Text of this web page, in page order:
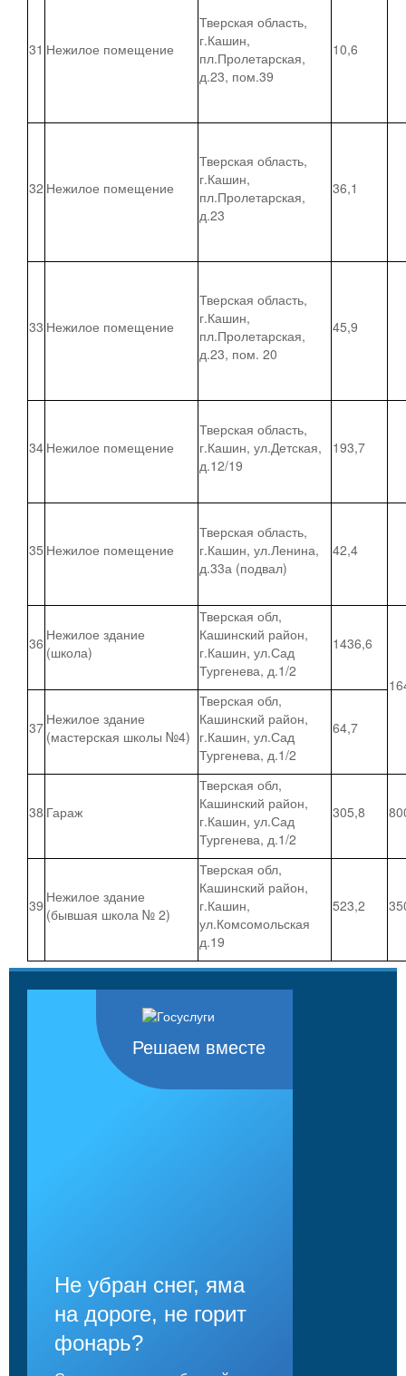
31 Нежилое помещение
Тверская область,
г.Кашин,
пл.Пролетарская,
д.23, пом.39
10,6
32 Нежилое помещение
Тверская область,
г.Кашин,
пл.Пролетарская,
д.23
36,1
33 Нежилое помещение
Тверская область,
г.Кашин,
пл.Пролетарская,
д.23, пом. 20
45,9
34 Нежилое помещение
Тверская область,
г.Кашин, ул.Детская,
д.12/19
193,7
35 Нежилое помещение
Тверская область,
г.Кашин, ул.Ленина,
д.33а (подвал)
42,4
36 Нежилое здание
(школа)
Тверская обл,
Кашинский район,
г.Кашин, ул.Сад
Тургенева, д.1/2
1436,6
37 Нежилое здание
(мастерская школы №4)
Тверская обл,
Кашинский район,
г.Кашин, ул.Сад
Тургенева, д.1/2
64,7
38 Гараж
Тверская обл,
Кашинский район,
г.Кашин, ул.Сад
Тургенева, д.1/2
305,8
39 Нежилое здание
(бывшая школа № 2)
Тверская обл,
Кашинский район,
г.Кашин,
ул.Комсомольская
д.19
523,2
Решаем вместе
Не убран снег, яма
на дороге, не горит
фонарь?